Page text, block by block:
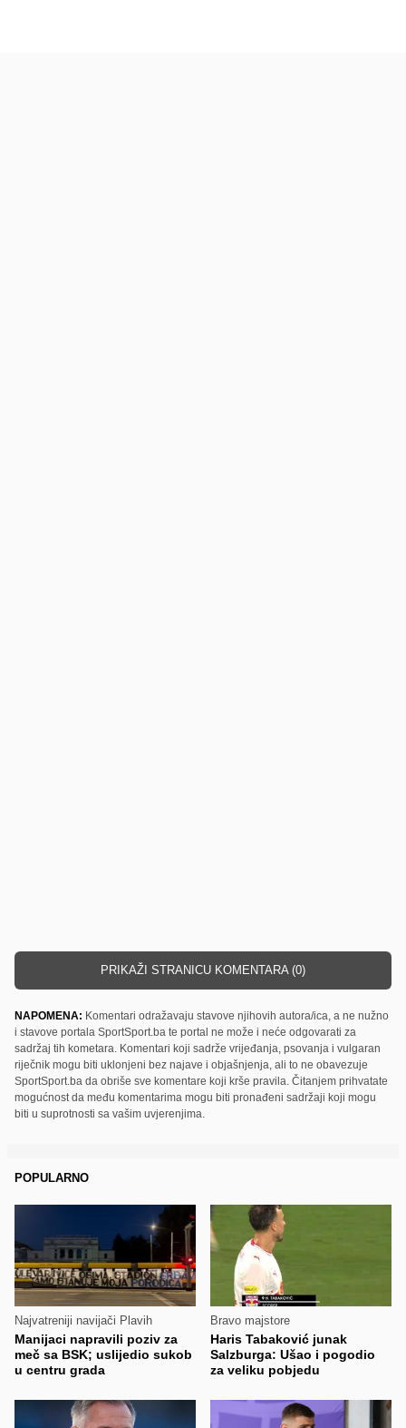
PRIKAŽI STRANICU KOMENTARA (0)
NAPOMENA: Komentari odražavaju stavove njihovih autora/ica, a ne nužno
i stavove portala SportSport.ba te portal ne može i neće odgovarati za
sadržaj tih kometara. Komentari koji sadrže vrijeđanja, psovanja i vulgaran
riječnik mogu biti uklonjeni bez najave i objašnjenja, ali to ne obavezuje
SportSport.ba da obriše sve komentare koji krše pravila. Čitanjem prihvatate
mogućnost da među komentarima mogu biti pronađeni sadržaji koji mogu
biti u suprotnosti sa vašim uvjerenjima.
POPULARNO
Najvatreniji navijači Plavih
Manijaci napravili poziv za
meč sa BSK; uslijedio sukob
u centru grada
Bravo majstore
Haris Tabaković junak
Salzburga: Ušao i pogodio
za veliku pobjedu